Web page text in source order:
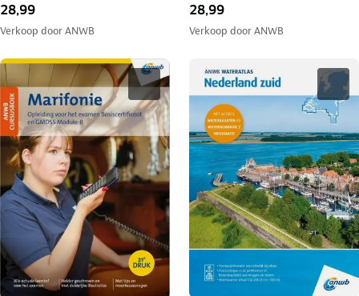
28,99
Verkoop doorANWB
28,99
Verkoop doorANWB